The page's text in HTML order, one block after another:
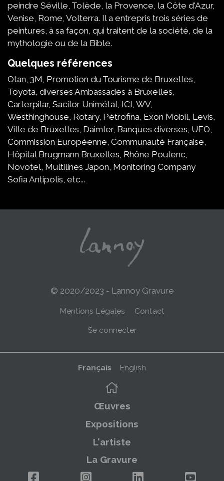
peindre Séville, Tolède, la Provence, la Côte d'Azur,
Venise, Rome, Volterra. Il a entrepris trois séries de
peintures, à sa façon, qui traitent de la société, de la
mythologie ou de la Bible.
Quelques références
Otan, 3M, Promotion du Tourisme de Bruxelles,
Toyota, diverses Ambassades à Bruxelles,
Carterpilar, Sacilor Unimétal, ICI, WV,
Westhinghouse, Rotary, Pétrofina, Exon Mobil, Levis,
Ville de Bruxelles, Daimler, Banques diverses, UEO,
Commission Européenne, Communauté Française,
Hôpital Brugmann Bruxelles, Rhône Poulenc,
Novotel, Multilines Japon, Monitoring Company
Sofia Antipolis, etc...
© 2020/2023 - Lannoy Gravure
Mentions Légales Contact
Se connecter
Français English
Œuvres
Expositions
L'artiste
La Gravure